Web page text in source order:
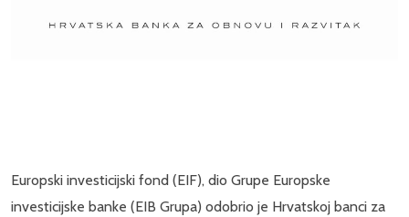
Europski investicijski fond (EIF), dio Grupe Europske
investicijske banke (EIB Grupa) odobrio je Hrvatskoj banci za